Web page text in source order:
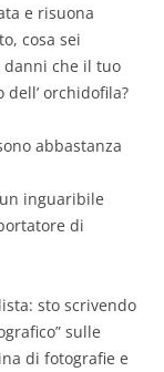
e risuona
cosa sei
che il tuo
orchidofila?
abbastanza
inguaribile
di
sto scrivendo
sulle
di fotografie e